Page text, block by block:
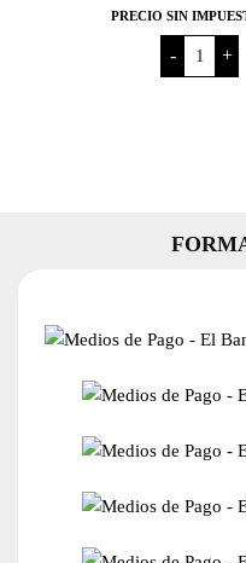
PRECIO SIN
-
Circe
Azúcar
+